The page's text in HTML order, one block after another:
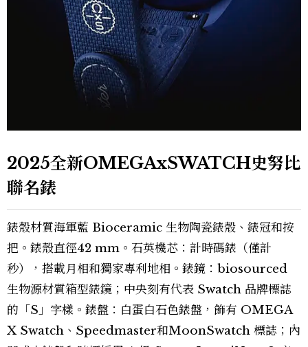
2025全新OMEGAxSWATCH史努比
聯名錶
錶殼材質海軍藍 Bioceramic 生物陶瓷錶殼、錶冠和按
把。錶殼直徑42 mm。石英機芯：計時碼錶（僅計
秒），搭載月相和獨家專利地相。錶鏡：biosourced
生物源材質箱型錶鏡；中央刻有代表 Swatch 品牌標誌
的「S」字樣。錶盤：白蛋白石色錶盤，飾有 OMEGA
X Swatch、Speedmaster和MoonSwatch 標誌；內